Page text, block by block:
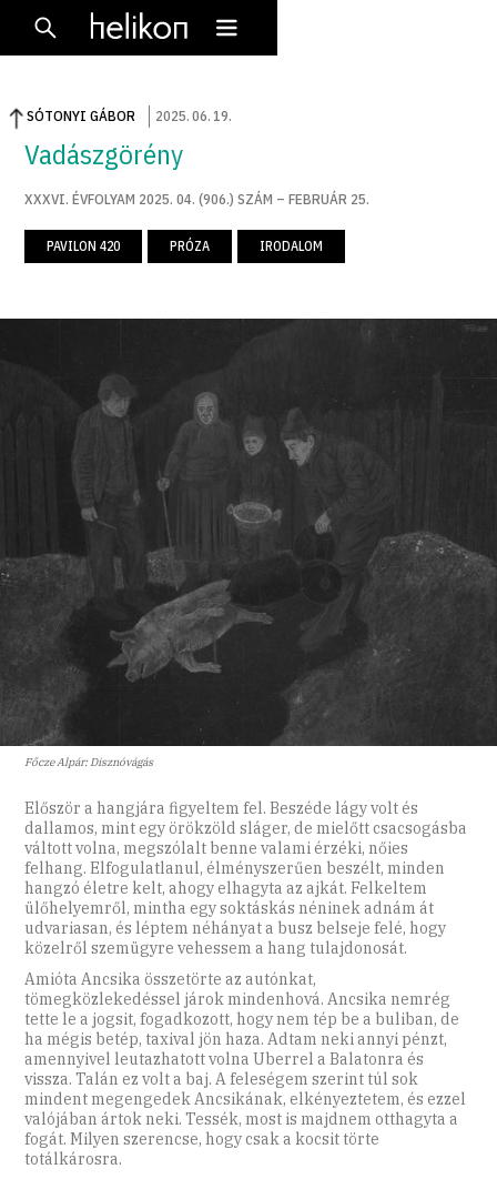
SÓTONYI GÁBOR 2025.06. 19.
Vadászgörény
XXXVI. ÉVFOLYAM 2025. 04. (906.) SZÁM – FEBRUÁR 25.
PAVILON 420 PRÓZA IRODALOM
Főcze Alpár: Disznóvágás
Először a hangjára figyeltem fel. Beszéde lágy volt és
dallamos, mint egy örökzöld sláger, de mielőtt csacsogásba
váltott volna, megszólalt benne valami érzéki, nőies
felhang. Elfogulatlanul, élményszerűen beszélt, minden
hangzó életre kelt, ahogy elhagyta az ajkát. Felkeltem
ülőhelyemről, mintha egy soktáskás néninek adnám át
udvariasan, és léptem néhányat a busz belseje felé, hogy
közelről szemügyre vehessem a hang tulajdonosát.
Amióta Ancsika összetörte az autónkat,
tömegközlekedéssel járok mindenhová. Ancsika nemrég
tette le a jogsit, fogadkozott, hogy nem tép be a buliban, de
ha mégis betép, taxival jön haza. Adtam neki annyi pénzt,
amennyivel leutazhatott volna Uberrel a Balatonra és
vissza. Talán ez volt a baj. A feleségem szerint túl sok
mindent megengedek Ancsikának, elkényeztetem, és ezzel
valójában ártok neki. Tessék, most is majdnem otthagyta a
fogát. Milyen szerencse, hogy csak a kocsit törte
totálkárosra.